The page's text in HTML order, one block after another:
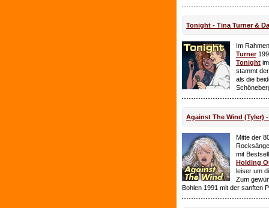
Tonight - Tina Turner &
Im
Turner
Tonight
stammt
als die
Against The Wind (Tyler)
Mitte der
mit
Holding
leiser um
Zum
Bohlen 1991 mit der sanften